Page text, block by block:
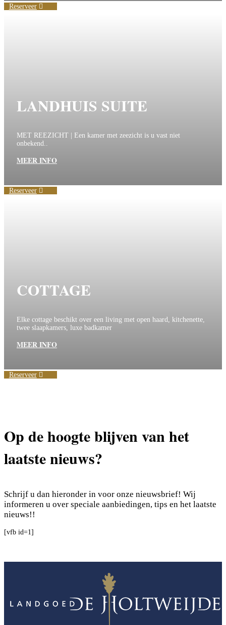
Reserveer
LANDHUIS SUITE
MET REEZICHT | Een kamer met zeezicht is u vast niet
onbekend..
MEER INFO
Reserveer
COTTAGE
Elke cottage beschikt over een living met open haard, kitchenette,
twee slaapkamers, luxe badkamer
MEER INFO
Reserveer
Op de hoogte blijven van het
laatste nieuws?
Schrijf u dan hieronder in voor onze nieuwsbrief! Wij
informeren u over speciale aanbiedingen, tips en het laatste
nieuws!!
[vfb id=1]